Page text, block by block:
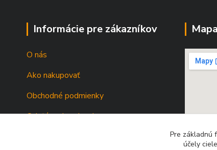
Informácie pre zákazníkov
O nás
Ako nakupovať
Obchodné podmienky
Odstúpenie od zmluvy
Mapa
Pre základnú
účely